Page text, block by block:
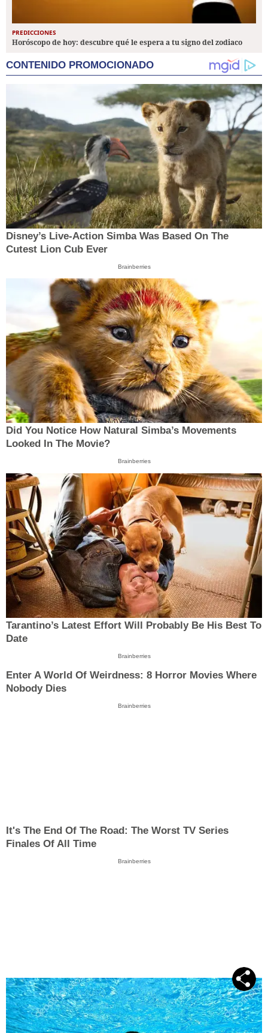
PREDICCIONES
Horóscopo de hoy: descubre qué le espera a tu signo del zodiaco
CONTENIDO PROMOCIONADO
Disney’s Live-Action Simba Was Based On The
Cutest Lion Cub Ever
Brainberries
Did You Notice How Natural Simba’s Movements
Looked In The Movie?
Brainberries
Tarantino’s Latest Effort Will Probably Be His Best To
Date
Brainberries
Enter A World Of Weirdness: 8 Horror Movies Where
Nobody Dies
Brainberries
It's The End Of The Road: The Worst TV Series
Finales Of All Time
Brainberries